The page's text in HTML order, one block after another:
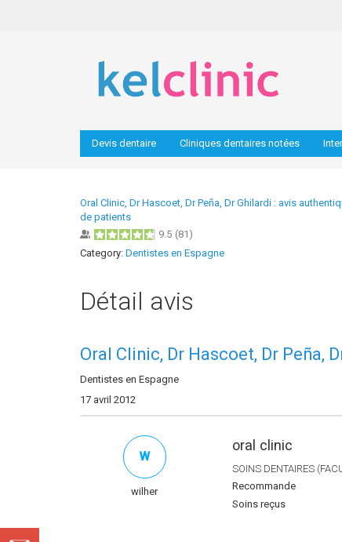
Devis dentaire Cliniques dentaires notées
Oral Clinic, Dr Hascoet, Dr Peña, Dr Ghilardi : avis
de patients
9.5 (81 )
Category: Dentistes en Espagne
Détail avis
Oral Clinic, Dr Hascoet, Dr Peña,
Dentistes en Espagne
17 avril 2012
oral clinic
SOINS DENTAIRES
Recommande
Soins reçus
W
wilher